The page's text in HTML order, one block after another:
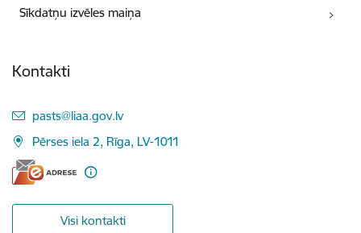
Sīkdatņu izvēles maiņa
Kontakti
E-pasts:
pasts@liaa.gov.lv
Pērses iela 2, Rīga, LV-1011
Visi kontakti